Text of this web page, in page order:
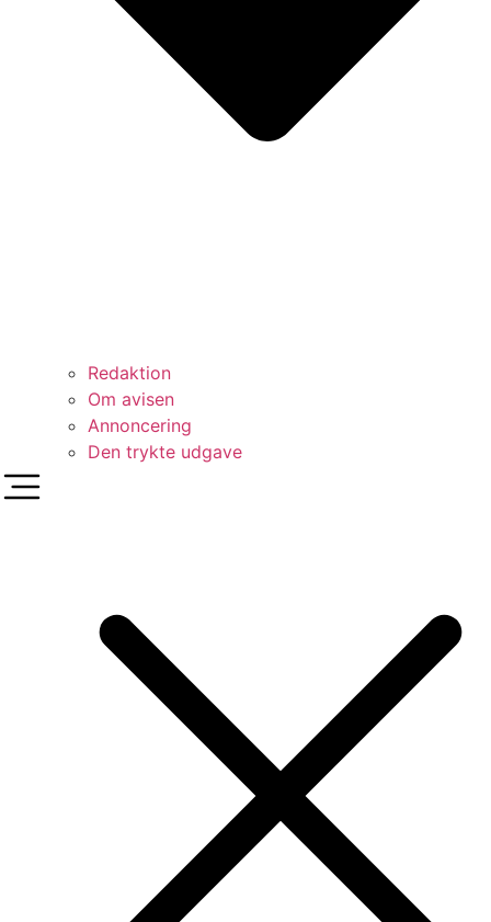
Redaktion
Om avisen
Annoncering
Den trykte udgave